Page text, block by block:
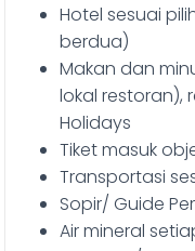
Hotel sesuai
berdua)
Makan dan
lokal restoran),
Holidays
Tiket masuk
Transportasi
Sopir/ Guide
Air mineral